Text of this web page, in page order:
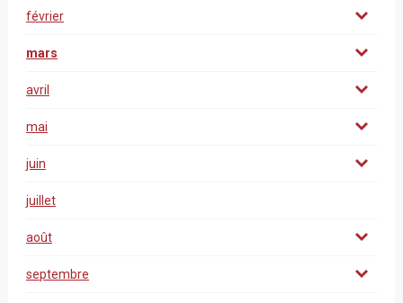
février
mars
avril
mai
juin
juillet
août
septembre